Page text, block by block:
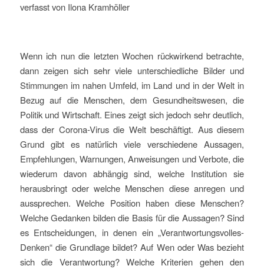
verfasst von Ilona Kramhöller
Wenn ich nun die letzten Wochen rückwirkend betrachte,
dann zeigen sich sehr viele unterschiedliche Bilder und
Stimmungen im nahen Umfeld, im Land und in der Welt in
Bezug auf die Menschen, dem Gesundheitswesen, die
Politik und Wirtschaft. Eines zeigt sich jedoch sehr deutlich,
dass der Corona-Virus die Welt beschäftigt. Aus diesem
Grund gibt es natürlich viele verschiedene Aussagen,
Empfehlungen, Warnungen, Anweisungen und Verbote, die
wiederum davon abhängig sind, welche Institution sie
herausbringt oder welche Menschen diese anregen und
aussprechen. Welche Position haben diese Menschen?
Welche Gedanken bilden die Basis für die Aussagen? Sind
es Entscheidungen, in denen ein „Verantwortungsvolles-
Denken“ die Grundlage bildet? Auf Wen oder Was bezieht
sich die Verantwortung? Welche Kriterien gehen den